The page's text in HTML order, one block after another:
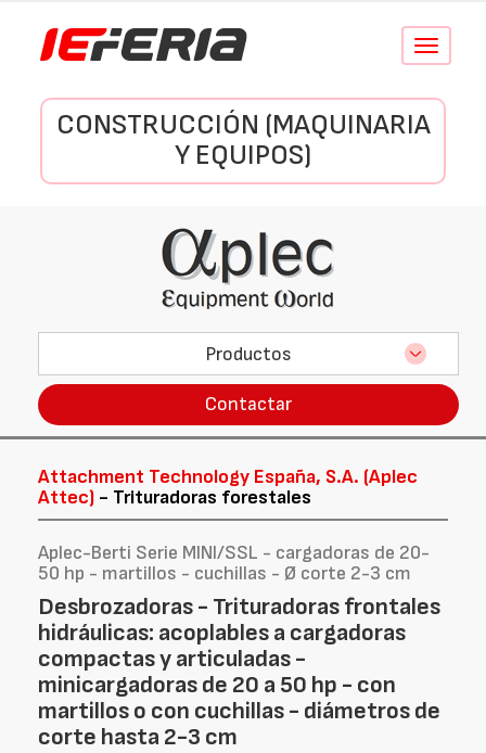
Conmutar
CONSTRUCCIÓN (MAQUINARIA
Y EQUIPOS)
Productos
Contactar
Attachment Technology España, S.A. (Aplec
Attec) - Trituradoras forestales
Aplec-Berti Serie MINI/SSL - cargadoras de 20-
50 hp - martillos - cuchillas - Ø corte 2-3 cm
Desbrozadoras - Trituradoras frontales
hidráulicas: acoplables a cargadoras
compactas y articuladas -
minicargadoras de 20 a 50 hp - con
martillos o con cuchillas - diámetros de
corte hasta 2-3 cm